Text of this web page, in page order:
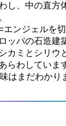
し、中の直方
エンジェルを
ッパの石造建
カミとシリウ
らわしていま
はまだわかり